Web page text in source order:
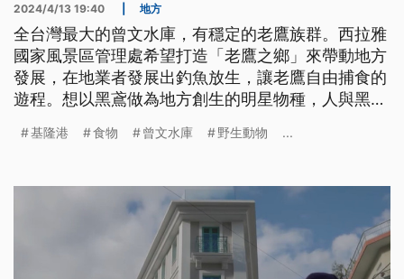
2024/4/13 19:40 地方
全台灣最大的曾文水庫，有穩定的老鷹族群。西拉雅
國家風景區管理處希望打造「老鷹之鄉」來帶動地方
發展，在地業者發展出釣魚放生，讓老鷹自由捕食的
遊程。想以黑鳶做為地方創生的明星物種，人與黑鳶
取得平衡嗎？
基隆港 食物 曾文水庫 野生動物 ...